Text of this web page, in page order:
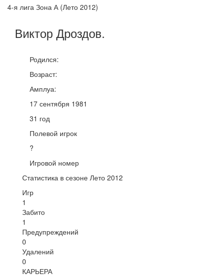
4-я лига Зона А (Лето 2012)
Виктор Дроздов.
Родился:
Возраст:
Амплуа:
17 сентября 1981
31 год
Полевой игрок
?
Игровой номер
Статистика в сезоне Лето 2012
Игр
1
Забито
1
Предупреждений
0
Удалений
0
КАРЬЕРА